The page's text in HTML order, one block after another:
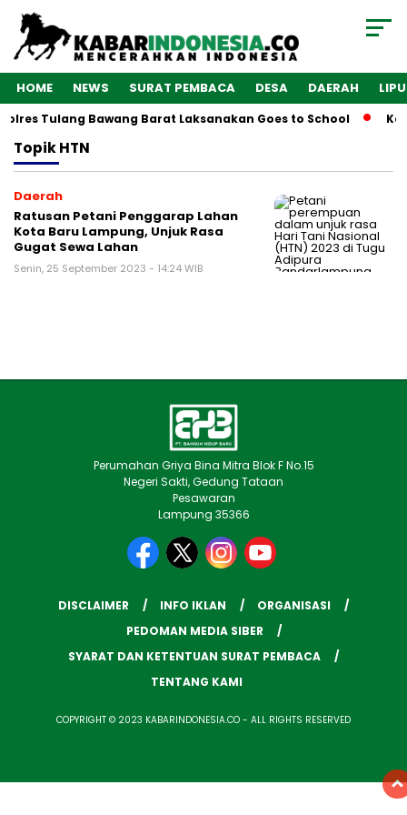
HOME NEWS SURAT PEMBACA DESA DAERAH
Tulang Bawang Barat Laksanakan Goes to School
TopikHTN
Daerah
Ratusan Petani Penggarap Lahan
Kota Baru Lampung, Unjuk Rasa
Gugat Sewa Lahan
Senin, 25 September 2023 - 14:24 WIB
Perumahan Griya Bina Mitra Blok F No.15
Negeri Sakti, Gedung Tataan
Pesawaran
Lampung 35366
DISCLAIMER INFO IKLAN
ORGANISASI
PEDOMAN MEDIA SIBER
SYARAT DAN KETENTUAN SURAT PEMBACA
TENTANG KAMI
COPYRIGHT © 2023 KABARINDONESIA.CO - ALL RIGHTS RESERVED